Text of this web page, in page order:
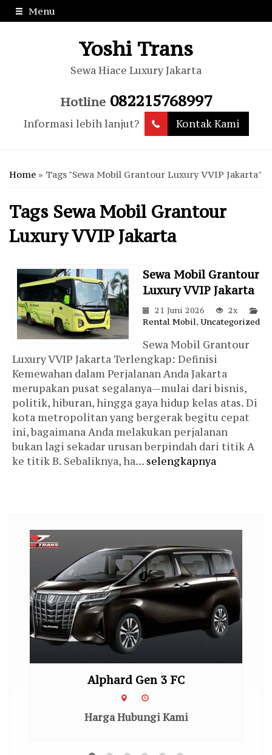
Menu
Yoshi Trans
Sewa Hiace Luxury Jakarta
Hotline 082215768997
Informasi lebih lanjut? Kontak Kami
Home » Tags "Sewa Mobil Grantour Luxury VVIP Jakarta"
Tags Sewa Mobil Grantour
Luxury VVIP Jakarta
Sewa Mobil Grantour
Luxury VVIP Jakarta
21 Juni 2026
2x
Rental Mobil, Uncategorized
Sewa Mobil Grantour
Luxury VVIP Jakarta Terlengkap: Definisi
Kemewahan dalam Perjalanan Anda Jakarta
merupakan pusat segalanya—mulai dari bisnis,
politik, hiburan, hingga gaya hidup kelas atas. Di
kota metropolitan yang bergerak begitu cepat
ini, bagaimana Anda melakukan perjalanan
bukan lagi sekadar urusan berpindah dari titik A
ke titik B. Sebaliknya, ha... selengkapnya
Alphard Gen 3 FC
Harga Hubungi Kami